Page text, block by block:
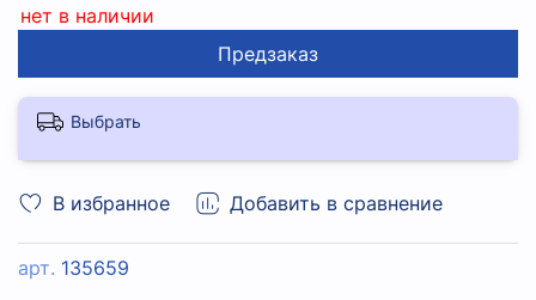
В избранное Добавить в сравнение
арт. 135659
нет в наличии
Предзаказ
Выбрать